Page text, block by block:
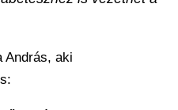
András, aki